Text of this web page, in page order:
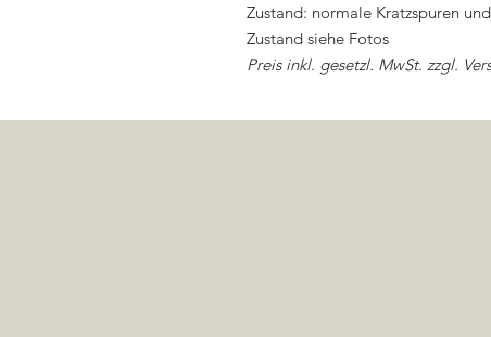
Zustand: normale Kratzspuren
Zustand siehe Fotos
Preis inkl. gesetzl. MwSt. zzgl.